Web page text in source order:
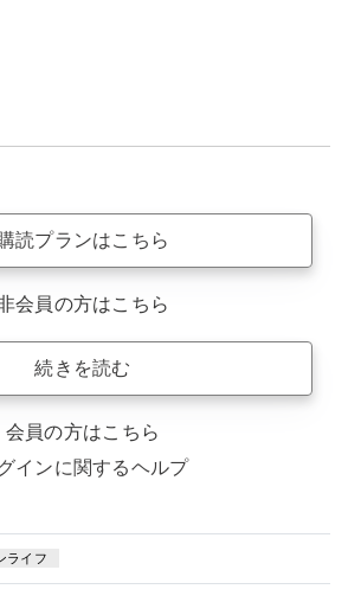
読プランはこちら
会員の方はこちら
続きを読む
会員の方はこちら
インに関するヘルプ
ライフ